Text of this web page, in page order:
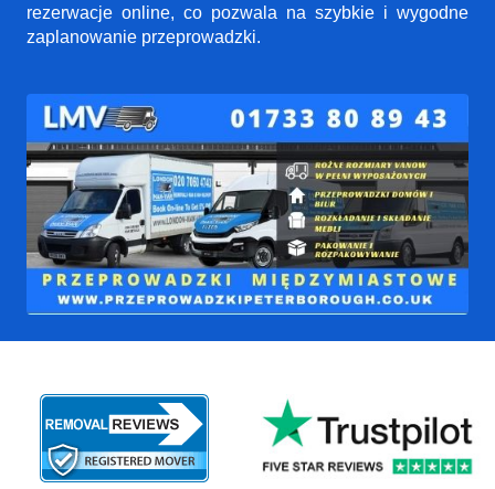
rezerwacje online, co pozwala na szybkie i wygodne
zaplanowanie przeprowadzki.